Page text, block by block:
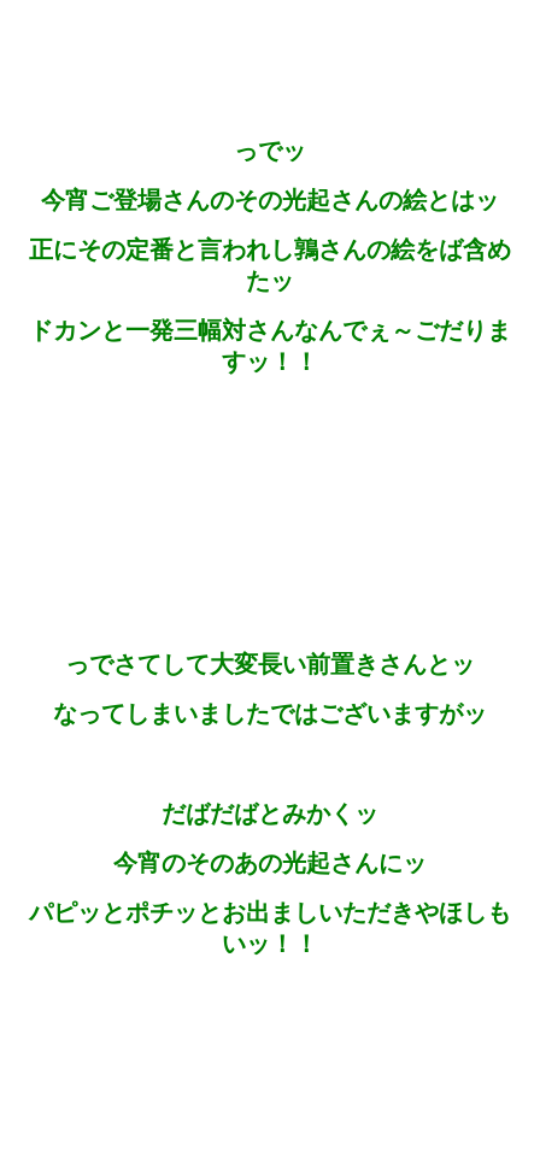
っでッ
今宵ご登場さんのその光起さんの絵とはッ
正にその定番と言われし鶉さんの絵をば含め
たッ
ドカンと一発三幅対さんなんでぇ～ごだりま
すッ！！
っでさてして大変長い前置きさんとッ
なってしまいましたではございますがッ
だばだばとみかくッ
今宵のそのあの光起さんにッ
パピッとポチッとお出ましいただきやほしも
いッ！！